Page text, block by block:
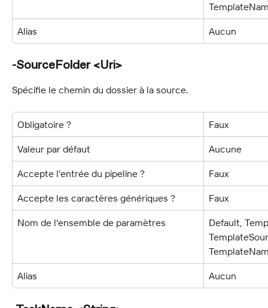
Alias Aucun
-SourceFolder <Uri>
Spécifie le chemin du dossier à la source.
Obligatoire ? Faux
Valeur par défaut Aucune
Accepte l'entrée du pipeline ? Faux
Accepte les caractères génériques ? Faux
Nom de l'ensemble de paramètres
Default,
Alias Aucun